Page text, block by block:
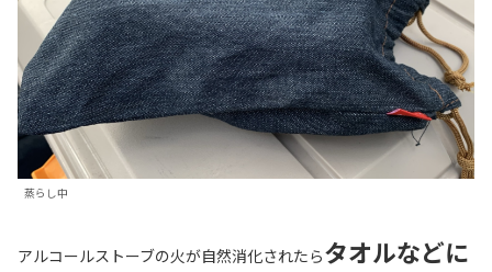
蒸らし中
アルコールストーブの火が自然消化されたらタオルなどに